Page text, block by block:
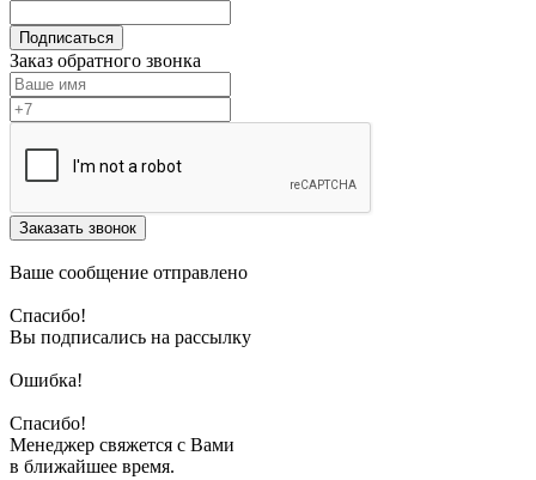
Подписаться
Заказ обратного звонка
Заказать звонок
Ваше сообщение отправлено
Спасибо!
Вы подписались на рассылку
Ошибка!
Спасибо!
Менеджер свяжется с Вами
в ближайшее время.